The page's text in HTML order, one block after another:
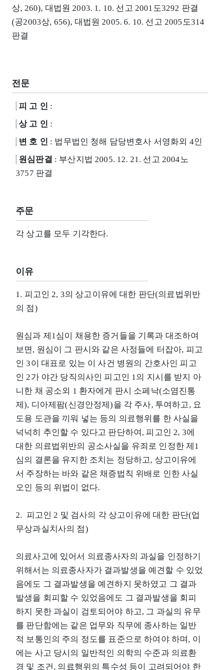
상, 260), 대법원 2003. 1. 10. 선고 2001도3292 판결
(공2003상, 656), 대법원 2005. 6. 10. 선고 2005도314
판결
전문
피 고 인 :
상 고 인 :
변 호 인 : 법무법인 청해 담당변호사 서영화외 4인
원심판결 : 부산지법 2005. 12. 21. 선고 2004노
3757 판결
주문
각 상고를 모두 기각한다.
이유
1. 피고인 2, 3의 상고이유에 대한 판단(의료법위반
의 점)
원심과 제1심이 채용한 증거들을 기록과 대조하여
보면, 원심이 그 판시와 같은 사정들에 터잡아, 피고
인 3이 대표로 있는 이 사건 병원의 간호사인 피고
인 2가 야간 당직의사인 피고인 1의 지시를 받지 아
니한 채 공소외 1 환자에게 판시 소페낙(소염진통
제), 디아제팜(신경안정제)을 각 주사, 투여하고, 요
도용 도관을 끼워 넣는 등의 의료행위를 한 사실을
넉넉히 추인할 수 있다고 판단하여, 피고인 2, 3에
대한 의료법위반의 공소사실을 유죄로 인정한 제1
심의 결론을 유지한 조치는 정당하고, 상고이유에
서 주장하는 바와 같은 채증법칙 위배로 인한 사실
오인 등의 위법이 없다.
2. 피고인 2 및 검사의 각 상고이유에 대한 판단(업
무상과실치사의 점)
의료사고에 있어서 의료종사자의 과실을 인정하기
위해서는 의료종사자가 결과발생을 예견할 수 있었
음에도 그 결과발생을 예견하지 못하였고 그 결과
발생을 회피할 수 있었음에도 그 결과발생을 회피
하지 못한 과실이 검토되어야 하고, 그 과실의 유무
를 판단함에는 같은 업무와 직무에 종사하는 일반
적 보통인의 주의 정도를 표준으로 하여야 하며, 이
에는 사고 당시의 일반적인 의학의 수준과 의료환
경 및 조건, 의료행위의 특수성 등이 고려되어야 한